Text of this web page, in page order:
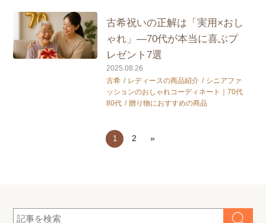
古希祝いの正解は「実用×おし
ゃれ」—70代が本当に喜ぶプ
レゼント7選
2025.08.26
古希
レディースの商品紹介
シニアファ
ッションのおしゃれコーディネート｜70代
80代
贈り物におすすめの商品
1 2 »